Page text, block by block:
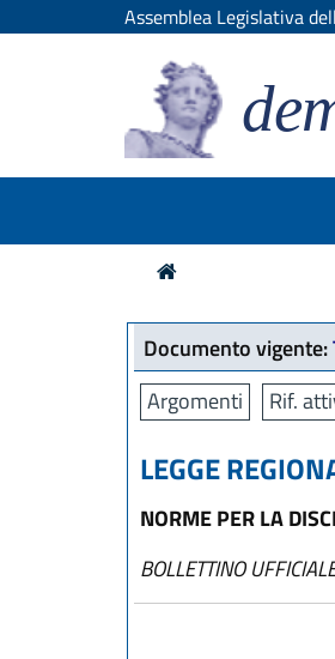
Assemblea Legislativa
Documento vigente:
Argomenti
Rif.
LEGGE
NORME PER LA
BOLLETTINO